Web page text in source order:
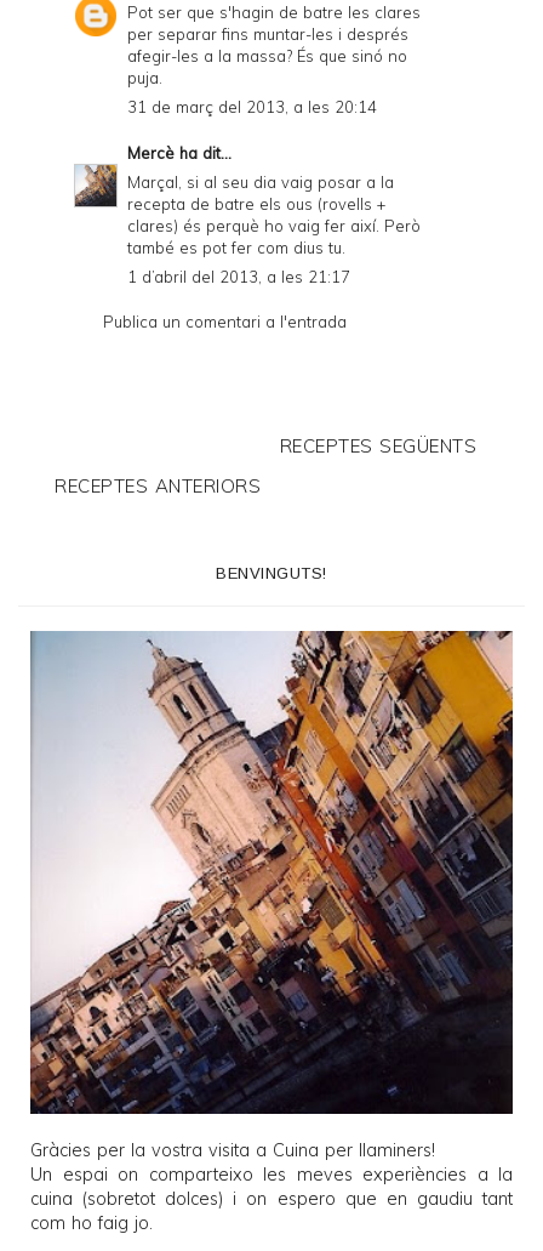
Pot ser que s'hagin de batre les clares
per separar fins muntar-les i després
afegir-les a la massa? És que sinó no
puja.
31 de març del 2013, a les 20:14
Mercè ha dit...
Marçal, si al seu dia vaig posar a la
recepta de batre els ous (rovells +
clares) és perquè ho vaig fer així. Però
també es pot fer com dius tu.
1 d’abril del 2013, a les 21:17
Publica un comentari a l'entrada
RECEPTES SEGÜENTS
RECEPTES ANTERIORS
BENVINGUTS!
Gràcies per la vostra visita a Cuina per llaminers!
Un espai on comparteixo les meves experiències a la
cuina (sobretot dolces) i on espero que en gaudiu tant
com ho faig jo.